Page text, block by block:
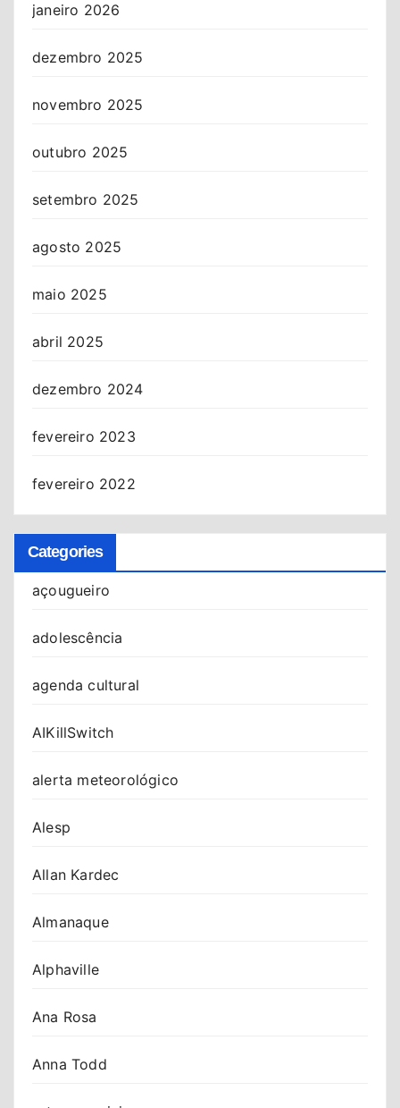
janeiro 2026
dezembro 2025
novembro 2025
outubro 2025
setembro 2025
agosto 2025
maio 2025
abril 2025
dezembro 2024
fevereiro 2023
fevereiro 2022
Categories
açougueiro
adolescência
agenda cultural
AIKillSwitch
alerta meteorológico
Alesp
Allan Kardec
Almanaque
Alphaville
Ana Rosa
Anna Todd